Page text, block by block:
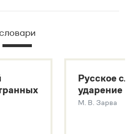
удобном виде собрана вся
словарь
русских глаголов
слов
платформы
SaluteSpeech
Русское
ударение
М. В. Зарва